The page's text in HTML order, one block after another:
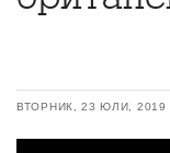
ВТОРНИК, 23 ЮЛИ, 2019